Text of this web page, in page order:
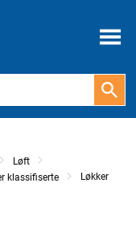
Meny
Løft
klassifiserte Løkker